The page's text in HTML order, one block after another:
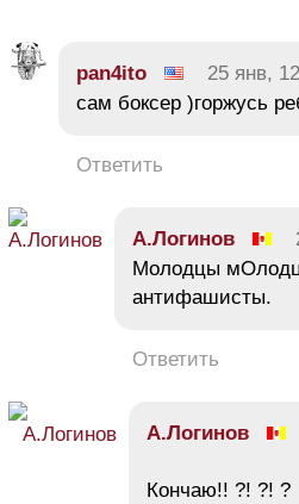
pan4ito 25 янв,
сам боксер )горжусь
Ответить
А.Логинов
Молодцы
антифашисты.
Ответить
А.Логинов
Кончаю!! ?! ?! ?